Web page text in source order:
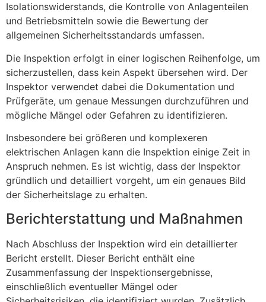
Isolationswiderstands, die Kontrolle von Anlagenteilen
und Betriebsmitteln sowie die Bewertung der
allgemeinen Sicherheitsstandards umfassen.
Die Inspektion erfolgt in einer logischen Reihenfolge, um
sicherzustellen, dass kein Aspekt übersehen wird. Der
Inspektor verwendet dabei die Dokumentation und
Prüfgeräte, um genaue Messungen durchzuführen und
mögliche Mängel oder Gefahren zu identifizieren.
Insbesondere bei größeren und komplexeren
elektrischen Anlagen kann die Inspektion einige Zeit in
Anspruch nehmen. Es ist wichtig, dass der Inspektor
gründlich und detailliert vorgeht, um ein genaues Bild
der Sicherheitslage zu erhalten.
Berichterstattung und Maßnahmen
Nach Abschluss der Inspektion wird ein detaillierter
Bericht erstellt. Dieser Bericht enthält eine
Zusammenfassung der Inspektionsergebnisse,
einschließlich eventueller Mängel oder